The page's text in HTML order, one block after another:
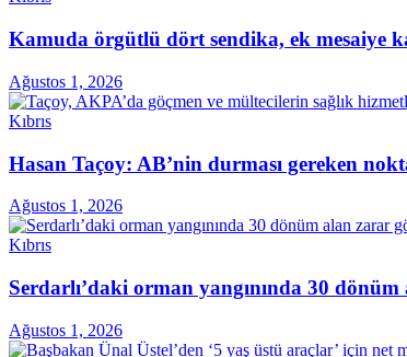
Kamuda örgütlü dört sendika, ek mesaiye
Ağustos 1, 2026
Kıbrıs
Hasan Taçoy: AB’nin durması gereken
Ağustos 1, 2026
Kıbrıs
Serdarlı’daki orman yangınında 30
Ağustos 1, 2026